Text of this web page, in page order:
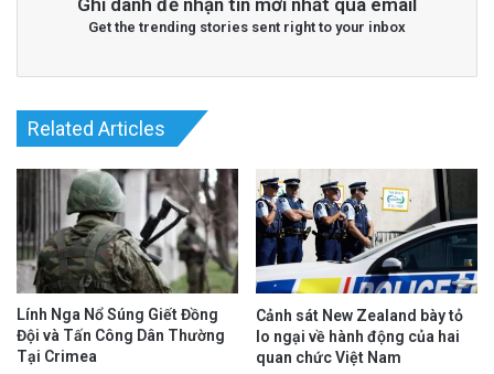
Ghi danh để nhận tin mới nhất qua email
Get the trending stories sent right to your inbox
Related Articles
Lính Nga Nổ Súng Giết Đồng
Đội và Tấn Công Dân Thường
Tại Crimea
Cảnh sát New Zealand bày tỏ
lo ngại về hành động của hai
quan chức Việt Nam